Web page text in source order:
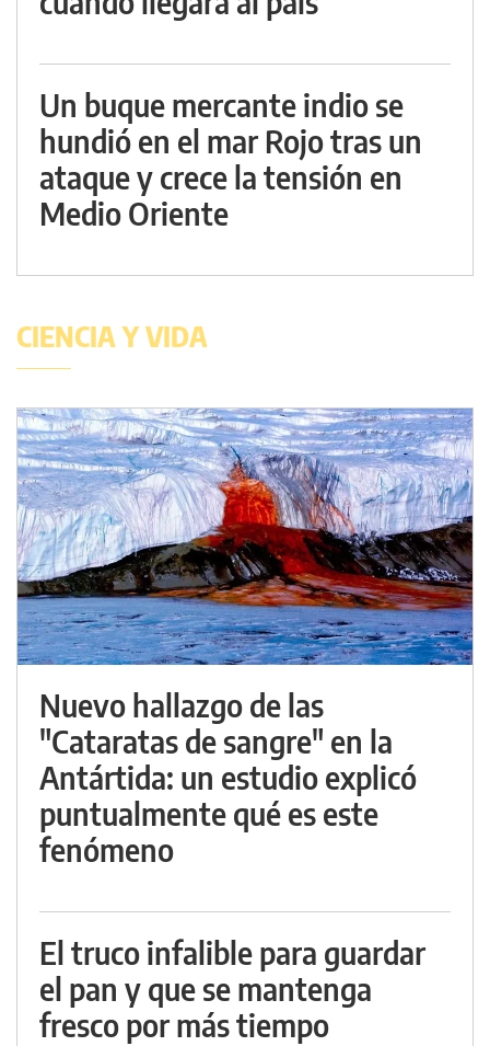
Un buque mercante indio se
hundió en el mar Rojo tras un
ataque y crece la tensión en
Medio Oriente
CIENCIA Y VIDA
Nuevo hallazgo de las
"Cataratas de sangre" en la
Antártida: un estudio explicó
puntualmente qué es este
fenómeno
El truco infalible para guardar
el pan y que se mantenga
fresco por más tiempo